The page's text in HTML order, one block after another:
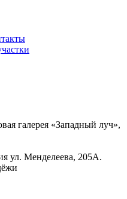
галерея «Западный луч»,
ул. Менделеева, 205А.